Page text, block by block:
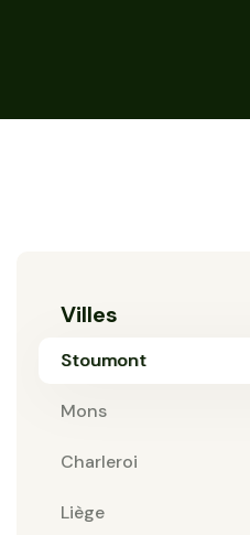
Villes
Stoumont
Mons
Charleroi
Liège